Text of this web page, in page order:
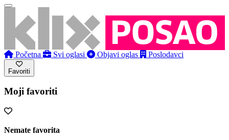
Početna Svi oglasi Objavi oglas Poslodavci
Favoriti
Moji favoriti
Nemate favorita